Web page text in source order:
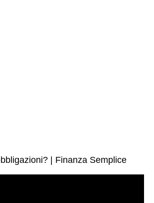
| Finanza Semplice